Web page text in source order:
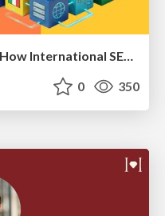
Max Prin - Stacking Signals: How International SEO Comes Together (And Falls Apart)
0 350